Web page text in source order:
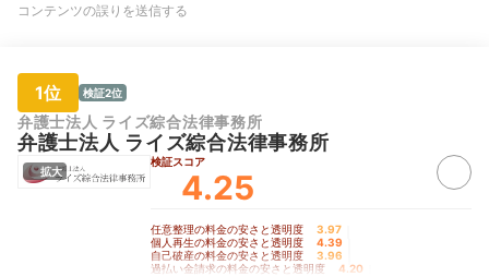
コンテンツの誤りを送信する
1位 検証2位
弁護士法人 ライズ綜合法律事務所
弁護士法人 ライズ綜合法律事務所
拡大
検証スコア
4.25
任意整理の料金の安さと透明度 3.97
個人再生の料金の安さと透明度 4.39
自己破産の料金の安さと透明度 3.96
過払い金請求の料金の安さと透明度 4.20